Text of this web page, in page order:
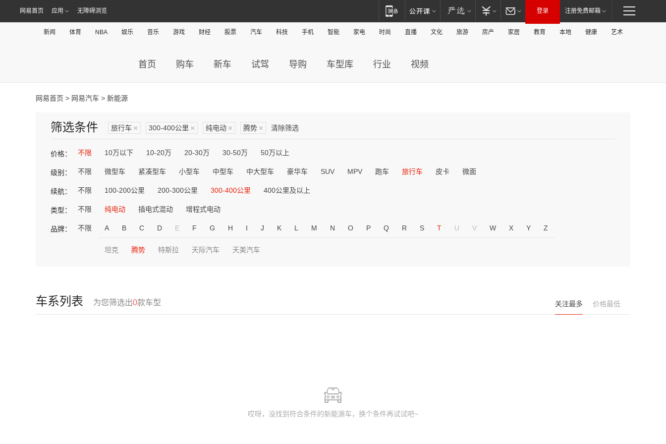
网易首页 应用 无障碍浏览 登录 注册免费邮箱
新闻 体育 NBA 娱乐 音乐 游戏 财经 股票 汽车 科技 手机 智能 家电 时尚 直播 文化 旅游 房产 家居 教育 本地 健康 艺术
首页 购车 新车 试驾 导购 车型库 行业 视频
网易首页 > 网易汽车 > 新能源
筛选条件 旅行车 × 300-400公里 × 纯电动 × 腾势 × 清除筛选
价格： 不限 10万以下 10-20万 20-30万 30-50万 50万以上
级别： 不限 微型车 紧凑型车 小型车 中型车 中大型车 豪华车 SUV MPV 跑车 旅行车 皮卡 微面
续航： 不限 100-200公里 200-300公里 300-400公里 400公里及以上
类型： 不限 纯电动 插电式混动 增程式电动
品牌： 不限 A B C D E F G H I J K L M N O P Q R S T U V W X Y Z
坦克 腾势 特斯拉 天际汽车 天美汽车
车系列表 为您筛选出0款车型 关注最多 价格最低
哎呀，没找到符合条件的新能源车，换个条件再试试吧~